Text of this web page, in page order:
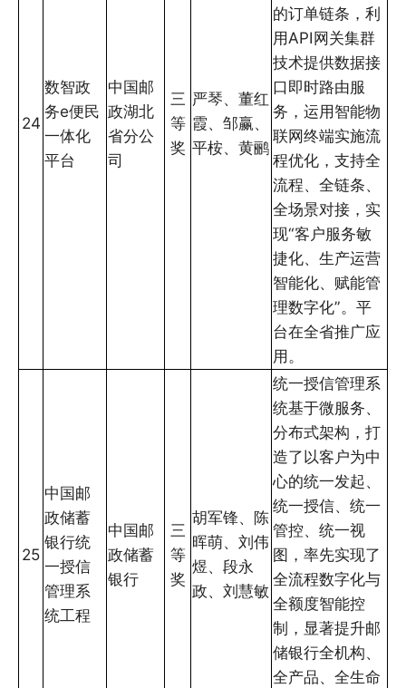
24
数智政
务e便民
一体化
平台
中国邮
政湖北
省分公
司
三
等
奖
严琴、董红
霞、邹赢、
平桉、黄鹂
的订单链条，利
用API网关集群
技术提供数据接
口即时路由服
务，运用智能物
联网终端实施流
程优化，支持全
流程、全链条、
全场景对接，实
现“客户服务敏
捷化、生产运营
智能化、赋能管
理数字化”。平
台在全省推广应
用。
25
中国邮
政储蓄
银行统
一授信
管理系
统工程
中国邮
政储蓄
银行
三
等
奖
胡军锋、陈
晖萌、刘伟
煜、段永
政、刘慧敏
统一授信管理系
统基于微服务、
分布式架构，打
造了以客户为中
心的统一发起、
统一授信、统一
管控、统一视
图，率先实现了
全流程数字化与
全额度智能控
制，显著提升邮
储银行全机构、
全产品、全生命